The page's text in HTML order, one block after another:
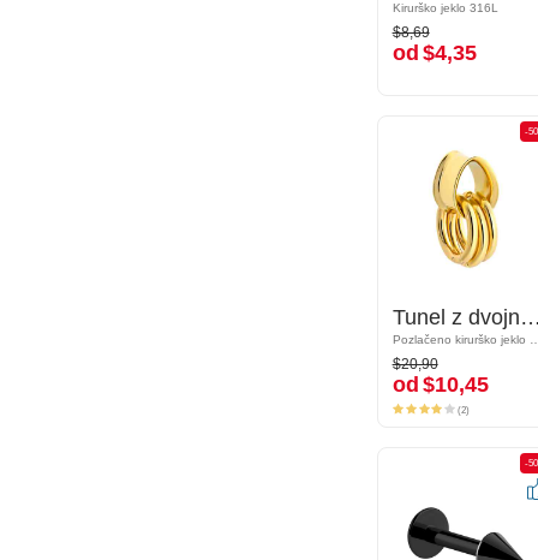
Kirurško jeklo 316L
$8,69
od$4,35
Kirurško jeklo 316L
$8,69
od $4,35
-50%
Tunel z dvojnim robom v obliki solze (jeklo, zlat, sijoč zaključek)
Pozlačeno kirurško jeklo 316L
$20,90
od$10,45
-
Tunel z dvojnim robom v obliki solze (jeklo, zlat, sijoč zaključek)
$20,90
od $10,45
(2)
-50%
-